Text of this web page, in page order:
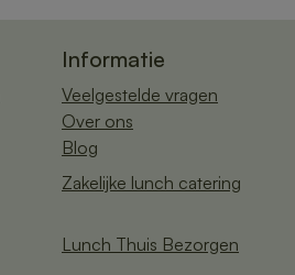
Informatie
Veelgestelde vragen
Over ons
Blog
Zakelijke lunch catering
Lunch Thuis Bezorgen